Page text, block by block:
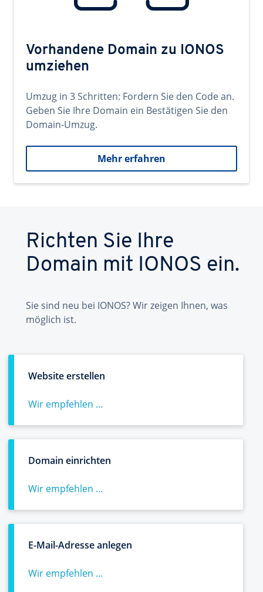
Vorhandene Domain zu IONOS
umziehen
Umzug in 3 Schritten: Fordern Sie den Code an.
Geben Sie Ihre Domain ein Bestätigen Sie den
Domain-Umzug.
Mehr erfahren
Richten Sie Ihre
Domain mit IONOS ein.
Sie sind neu bei IONOS? Wir zeigen Ihnen, was
möglich ist.
Website erstellen
Wir empfehlen ...
Domain einrichten
Wir empfehlen ...
E-Mail-Adresse anlegen
Wir empfehlen ...